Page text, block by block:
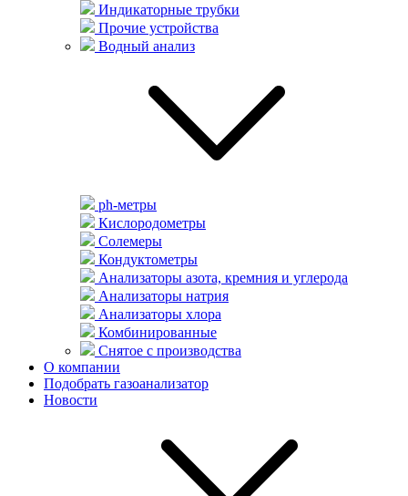
Индикаторные трубки
Прочие устройства
Водный анализ
ph-метры
Кислородометры
Солемеры
Кондуктометры
Анализаторы азота, кремния и углерода
Анализаторы натрия
Анализаторы хлора
Комбинированные
Снятое с производства
О компании
Подобрать газоанализатор
Новости